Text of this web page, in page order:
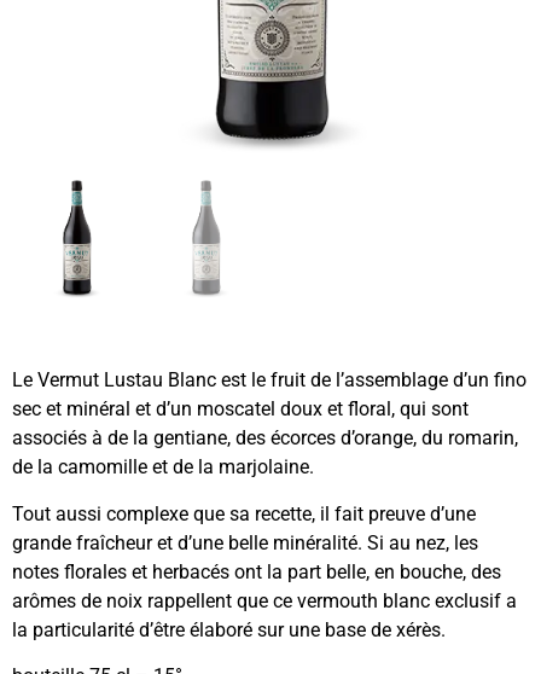
Le Vermut Lustau Blanc est le fruit de l’assemblage d’un fino
sec et minéral et d’un moscatel doux et floral, qui sont
associés à de la gentiane, des écorces d’orange, du romarin,
de la camomille et de la marjolaine.
Tout aussi complexe que sa recette, il fait preuve d’une
grande fraîcheur et d’une belle minéralité. Si au nez, les
notes florales et herbacés ont la part belle, en bouche, des
arômes de noix rappellent que ce vermouth blanc exclusif a
la particularité d’être élaboré sur une base de xérès.